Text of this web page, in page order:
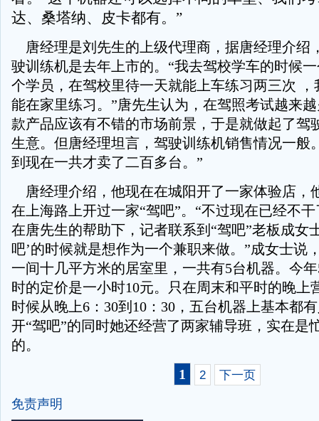
达、桑塔纳、皮卡都有。”
唐经理是刘先生的上级代理商，据唐经理介绍
驶训练机是去年上市的。“我去驾校学车的时候
个学员，在驾校里待一天就能上车练习两三次
能在家里练习。”唐先生认为，在驾照考试越来
款产品应该有不错的市场前景，于是就做起了驾
生意。但唐经理坦言，驾驶训练机销售情况一般
到现在一共才卖了二百多台。”
唐经理介绍，他现在在城阳开了一家体验店，
在上海路上开过一家“驾吧”。“不过现在已经不
在唐先生的帮助下，记者联系到“驾吧”老板成女
吧’的时候就是想作为一个兼职来做。”成女士说
一间十几平方米的居室里，一共有5台机器。今
时的定价是一小时10元。只在周末和平时的晚上
时候从晚上6：30到10：30，五台机器上基本都
开“驾吧”的同时她还经营了两家辅导班，实在是
的。
1
2 下一页
免责声明